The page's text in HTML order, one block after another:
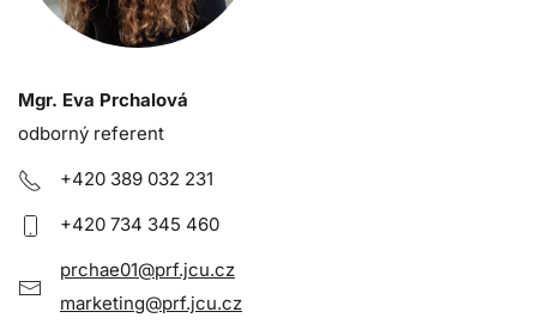
Mgr. Eva Prchalová
odborný referent
+420 389 032 231
+420 734 345 460
prchae01@prf.jcu.cz
marketing@prf.jcu.cz